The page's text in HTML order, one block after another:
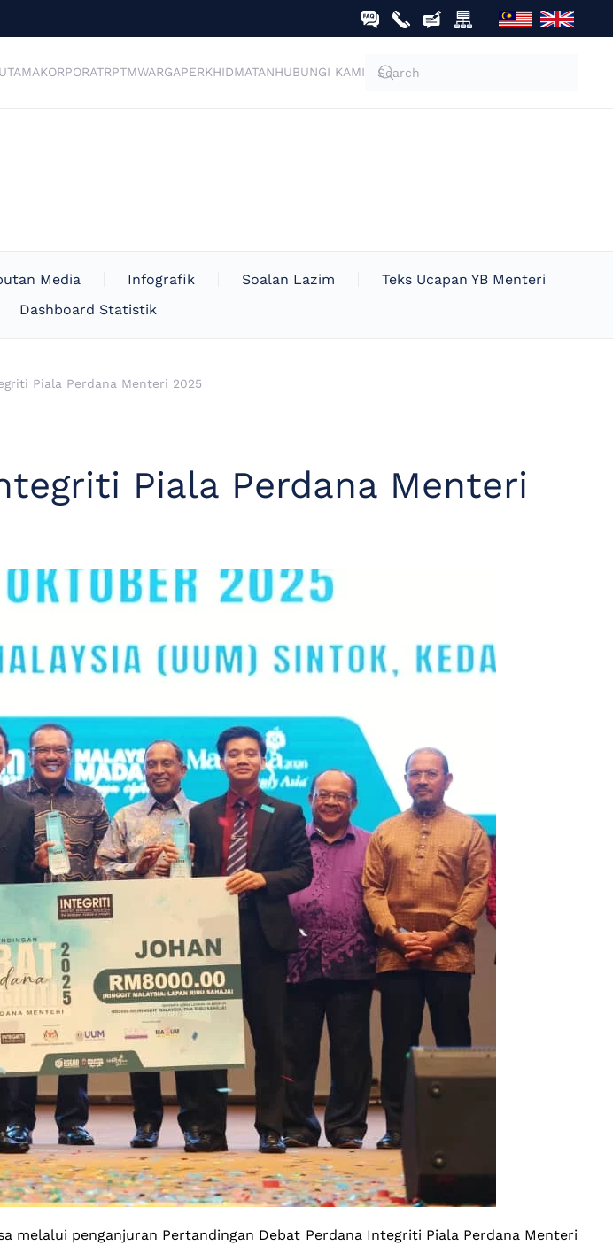
UTAMAKORPORATRPTMWARGAPERKHIDMATANHUBUNGI KAMI
Media Infografik Soalan Lazim
Teks Ucapan YB Menteri
Dashboard Statistik
Piala Perdana Menteri 2025
Piala Perdana Menteri
penganjuran Pertandingan Debat Perdana Integriti Piala Perdana Menteri